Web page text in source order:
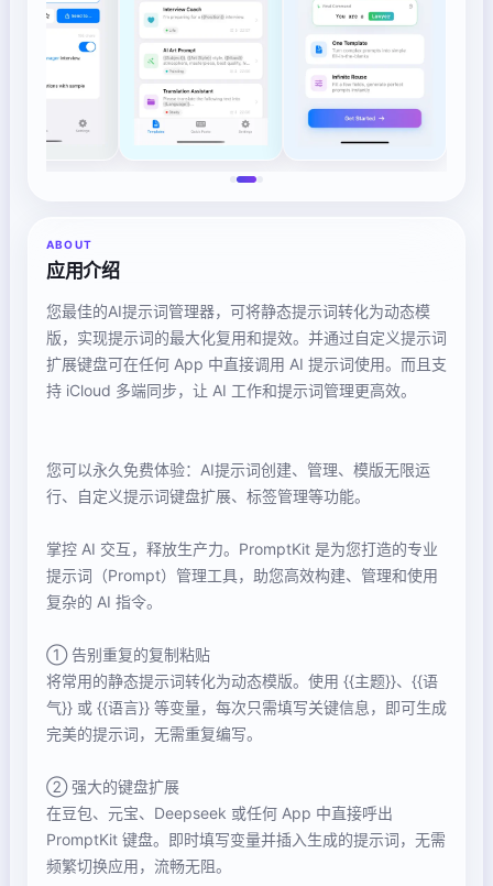
ABOUT
应用介绍
您最佳的AI提示词管理器，可将静态提示词转化为动态模
版，实现提示词的最大化复用和提效。并通过自定义提示词
扩展键盘可在任何 App 中直接调用 AI 提示词使用。而且支
持 iCloud 多端同步，让 AI 工作和提示词管理更高效。
您可以永久免费体验：AI提示词创建、管理、模版无限运
行、自定义提示词键盘扩展、标签管理等功能。
掌控 AI 交互，释放生产力。PromptKit 是为您打造的专业
提示词（Prompt）管理工具，助您高效构建、管理和使用
复杂的 AI 指令。
① 告别重复的复制粘贴
将常用的静态提示词转化为动态模版。使用 {{主题}}、{{语
气}} 或 {{语言}} 等变量，每次只需填写关键信息，即可生成
完美的提示词，无需重复编写。
② 强大的键盘扩展
在豆包、元宝、Deepseek 或任何 App 中直接呼出
PromptKit 键盘。即时填写变量并插入生成的提示词，无需
频繁切换应用，流畅无阻。